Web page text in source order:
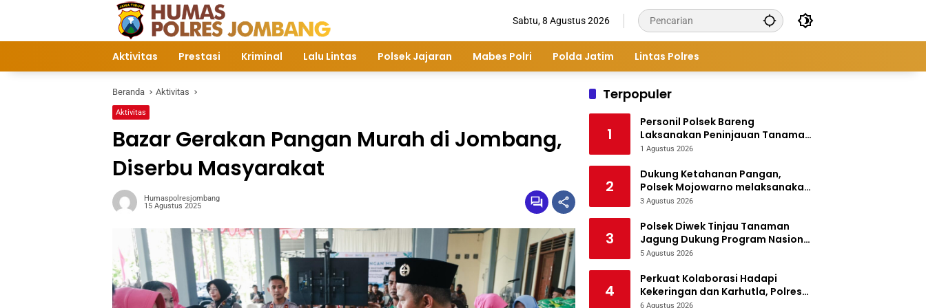
Sabtu, 8 Agustus 2026
Aktivitas Prestasi Kriminal Lalu Lintas Polsek Jajaran Mabes Polri Polda Jatim Lintas Polres
Beranda Aktivitas
Aktivitas
Bazar Gerakan Pangan Murah di Jombang,
Diserbu Masyarakat
Humaspolresjombang
15 Agustus 2025
Terpopuler
1
Personil Polsek Bareng
Laksanakan Peninjauan Tanaman
Jagung Dukung Program
1 Agustus 2026
2
Dukung Ketahanan Pangan,
Polsek Mojowarno melaksanakan
Pengecekan Tanaman Jagung
3 Agustus 2026
3
Polsek Diwek Tinjau Tanaman
Jagung Dukung Program Nasional
Asta Cita
5 Agustus 2026
4
Perkuat Kolaborasi Hadapi
Kekeringan dan Karhutla, Polres
Jombang Gelar Apel Siaga
6 Agustus 2026